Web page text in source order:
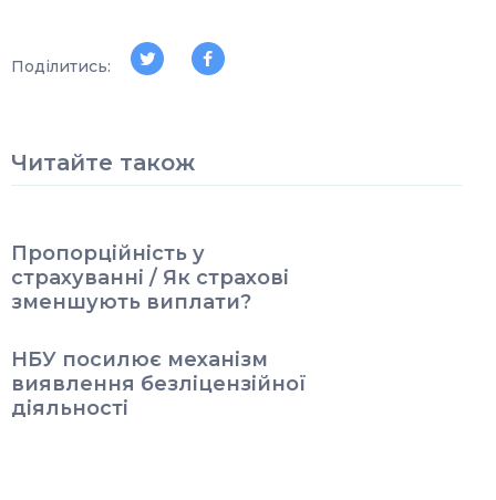
Поділитись:
Читайте також
Пропорційність у
страхуванні / Як страхові
зменшують виплати?
НБУ посилює механізм
виявлення безліцензійної
діяльності